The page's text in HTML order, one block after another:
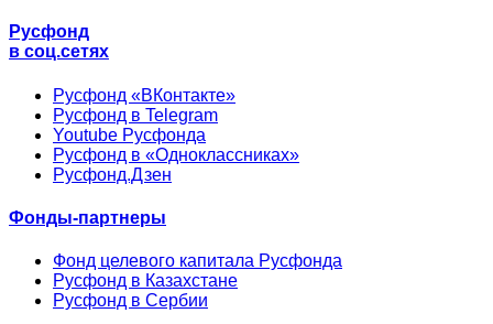
Русфонд
в соц.сетях
Русфонд «ВКонтакте»
Русфонд в Telegram
Youtube Русфонда
Русфонд в «Одноклассниках»
Русфонд.Дзен
Фонды-партнеры
Фонд целевого капитала Русфонда
Русфонд в Казахстане
Русфонд в Сербии